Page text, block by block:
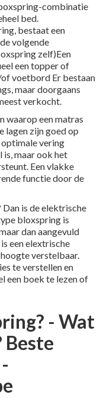
combinatie
bed.
bestaat een
volgende
zelf)Een
een topper of
voetbord Er bestaan
maar doorgaans
verkocht.
waarop een matras
lagen zijn goed op
vering
maar ook het
Een vlakke
functie door de
Dan is de elektrische
bloxspring is
dan aangevuld
een elextrische
verstelbaar.
te verstellen en
een boek te lezen of
- Wat
Beste